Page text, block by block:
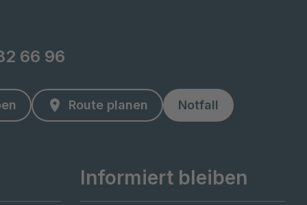
66 96
Route planen Notfall
Informiert bleiben